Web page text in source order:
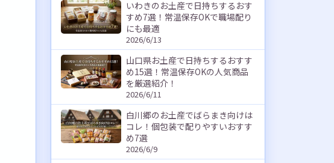
いわきのお土産で日持ちするおす
すめ7選！常温保存OKで職場配り
にも最適
2026/6/13
山口県お土産で日持ちするおすす
め15選！常温保存OKの人気商品
を厳選紹介！
2026/6/11
白川郷のお土産でばらまき向けは
コレ！個包装で配りやすいおすす
め7選
2026/6/9